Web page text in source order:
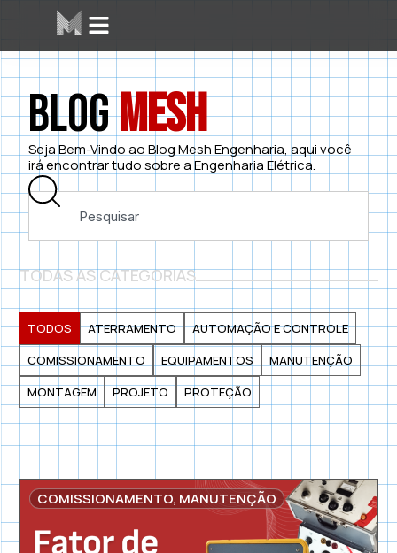
BlogMesh
Seja Bem-Vindo ao Blog Mesh Engenharia, aqui você
irá encontrar tudo sobre a Engenharia Elétrica.
TODAS AS CATEGORIAS
ATERRAMENTO
AUTOMAÇÃO E CONTROLE
COMISSIONAMENTO
EQUIPAMENTOS
MANUTENÇÃO
MONTAGEM
PROJETO PROTEÇÃO
TODOS
COMISSIONAMENTO, MANUTENÇÃO